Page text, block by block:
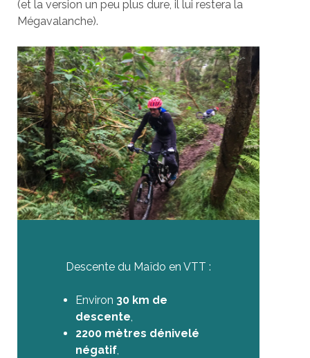
(et la version un peu plus dure, il lui restera la
Mégavalanche).
Descente du Maïdo en VTT :
Environ 30 km de
descente,
2200 mètres dénivelé
négatif,